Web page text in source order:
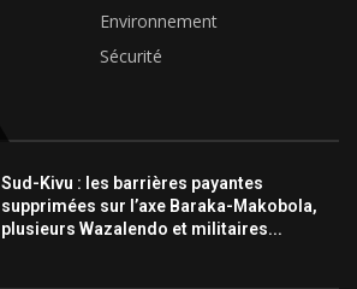
Environnement
Sécurité
Sud-Kivu : les barrières payantes
supprimées sur l’axe Baraka-Makobola,
plusieurs Wazalendo et militaires...